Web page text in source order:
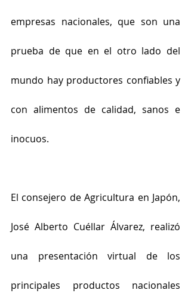
empresas nacionales, que son una
prueba de que en el otro lado del
mundo hay productores confiables y
con alimentos de calidad, sanos e
inocuos.
El consejero de Agricultura en Japón,
José Alberto Cuéllar Álvarez, realizó
una presentación virtual de los
principales productos nacionales